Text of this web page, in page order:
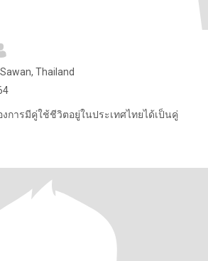
Thailand
ารมีคู่ใช้ชีวิตอยู่ในประเทศไทยได้เป็นคู่